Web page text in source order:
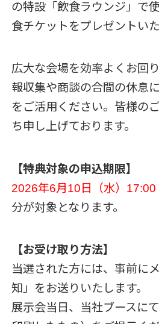
の特設「飲食ラウンジ」で
食チケットをプレゼントいた
広大な会場を効率よくお回
報収集や商談の合間の休息
をご活用ください。皆様の
ち申し上げております。
【特典対象の申込期限】
2026年6月10日（水）17:00
分が対象となります。
【お受け取り方法】
当選された方には、事前に
知」をお送りいたします。
展示会当日、当社ブースに